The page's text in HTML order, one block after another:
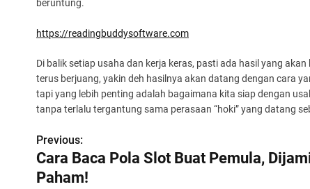
beruntung.
https://readingbuddysoftware.com
Di balik setiap usaha dan kerja keras, pasti ada hasil yang
terus berjuang, yakin deh hasilnya akan datang dengan cara
tapi yang lebih penting adalah bagaimana kita siap dengan
tanpa terlalu tergantung sama perasaan “hoki” yang datang
P
o
Previous:
Cara Baca Pola Slot Buat Pemula,
Paham!